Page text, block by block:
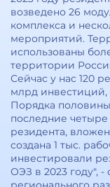
возведено 26
комплекса и
мероприятий.
использованы
территории
Сейчас у нас 120
млрд инвестиций,
Порядка половины
последние четыре
резидента,
создана 1 тыс.
инвестировали
ОЭЗ в 2023 году",